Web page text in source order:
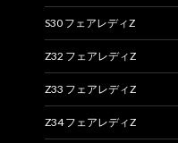
S30 フェアレディZ
Z32 フェアレディZ
Z33 フェアレディZ
Z34 フェアレディZ